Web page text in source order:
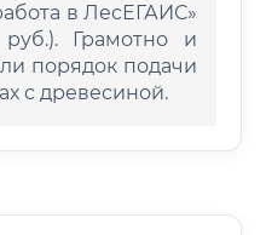
в ЛесЕГАИС»
Грамотно и
порядок подачи
с древесиной.